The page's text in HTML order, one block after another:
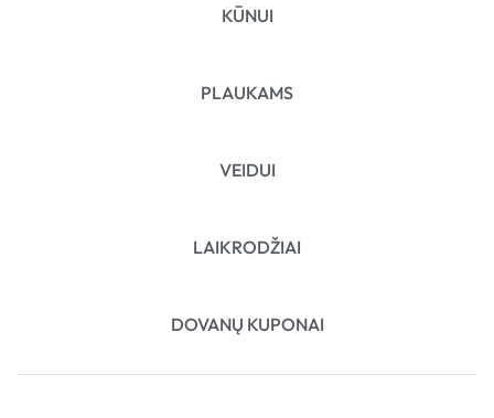
KŪNUI
PLAUKAMS
VEIDUI
LAIKRODŽIAI
DOVANŲ KUPONAI